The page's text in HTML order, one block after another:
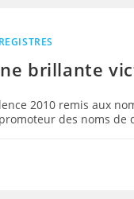
REGISTRES
brillante
2010 remis aux
des noms